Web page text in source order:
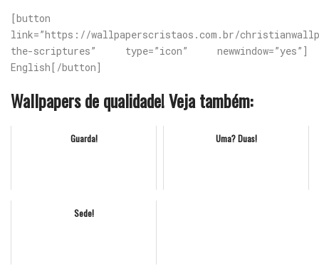
[button
link=”https://wallpaperscristaos.com.br/
the-scriptures” type=”icon” newwindow=”yes”]
English[/button]
Wallpapers de qualidade! Veja também:
Guarda! Uma? Duas!
Sede!